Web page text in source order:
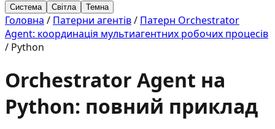
Система Світла Темна
Головна / Патерни агентів/ Патерн Orchestrator
Agent: координація мультиагентних робочих процесів
/ Python
Orchestrator Agent на
Python: повний приклад